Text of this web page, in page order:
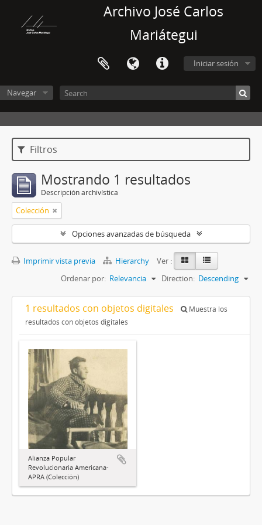
Archivo José Carlos
Mariátegui
Iniciar sesión
Navegar
Filtros
Mostrando 1 resultados
Descripción archivística
Colección
Opciones avanzadas de búsqueda
Imprimir vista previa Hierarchy
Ver :
Ordenar por: Relevancia Direction: Descending
1 resultados con objetos digitales
Muestra los
resultados con objetos digitales
Alianza Popular
Revolucionaria Americana-
APRA (Colección)